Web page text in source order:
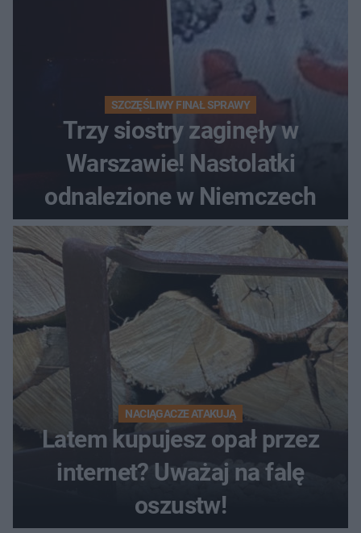
SZCZĘŚLIWY FINAŁ SPRAWY
Trzy siostry zaginęły w
Warszawie! Nastolatki
odnalezione w Niemczech
NACIĄGACZE ATAKUJĄ
Latem kupujesz opał przez
internet? Uważaj na falę
oszustw!